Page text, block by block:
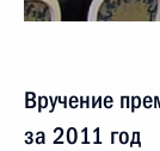
Вручение
за 2011 год